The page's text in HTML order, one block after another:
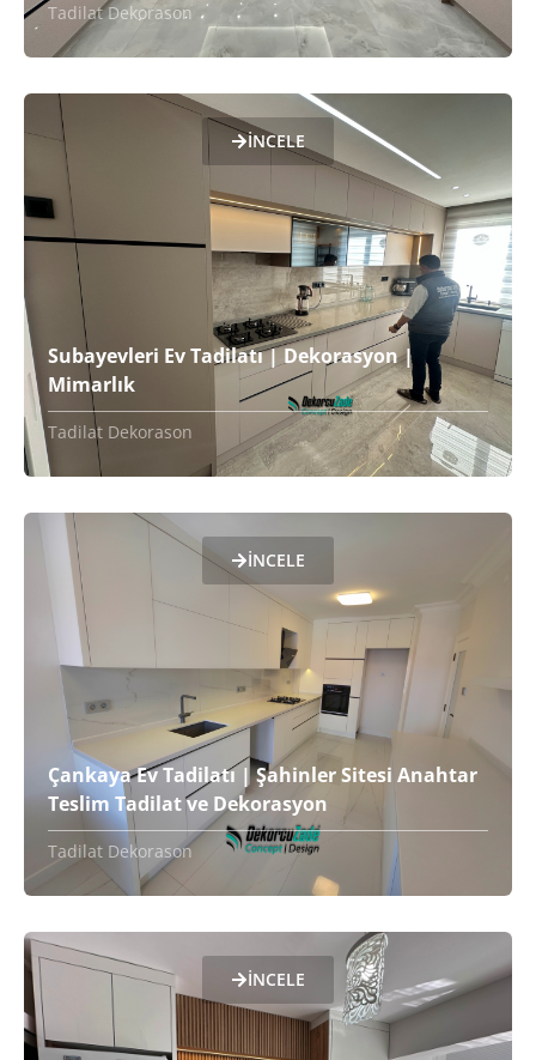
Tadilat Dekorason
İNCELE
Subayevleri Ev Tadilatı | Dekorasyon |
Mimarlık
Tadilat Dekorason
İNCELE
Çankaya Ev Tadilatı | Şahinler Sitesi Anahtar
Teslim Tadilat ve Dekorasyon
Tadilat Dekorason
İNCELE